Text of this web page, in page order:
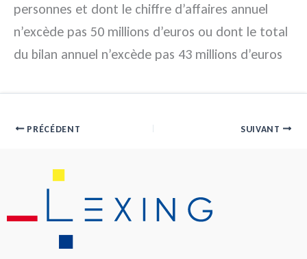
personnes et dont le chiffre d’affaires annuel
n’excède pas 50 millions d’euros ou dont le total
du bilan annuel n’excède pas 43 millions d’euros
PRÉCÉDENT SUIVANT